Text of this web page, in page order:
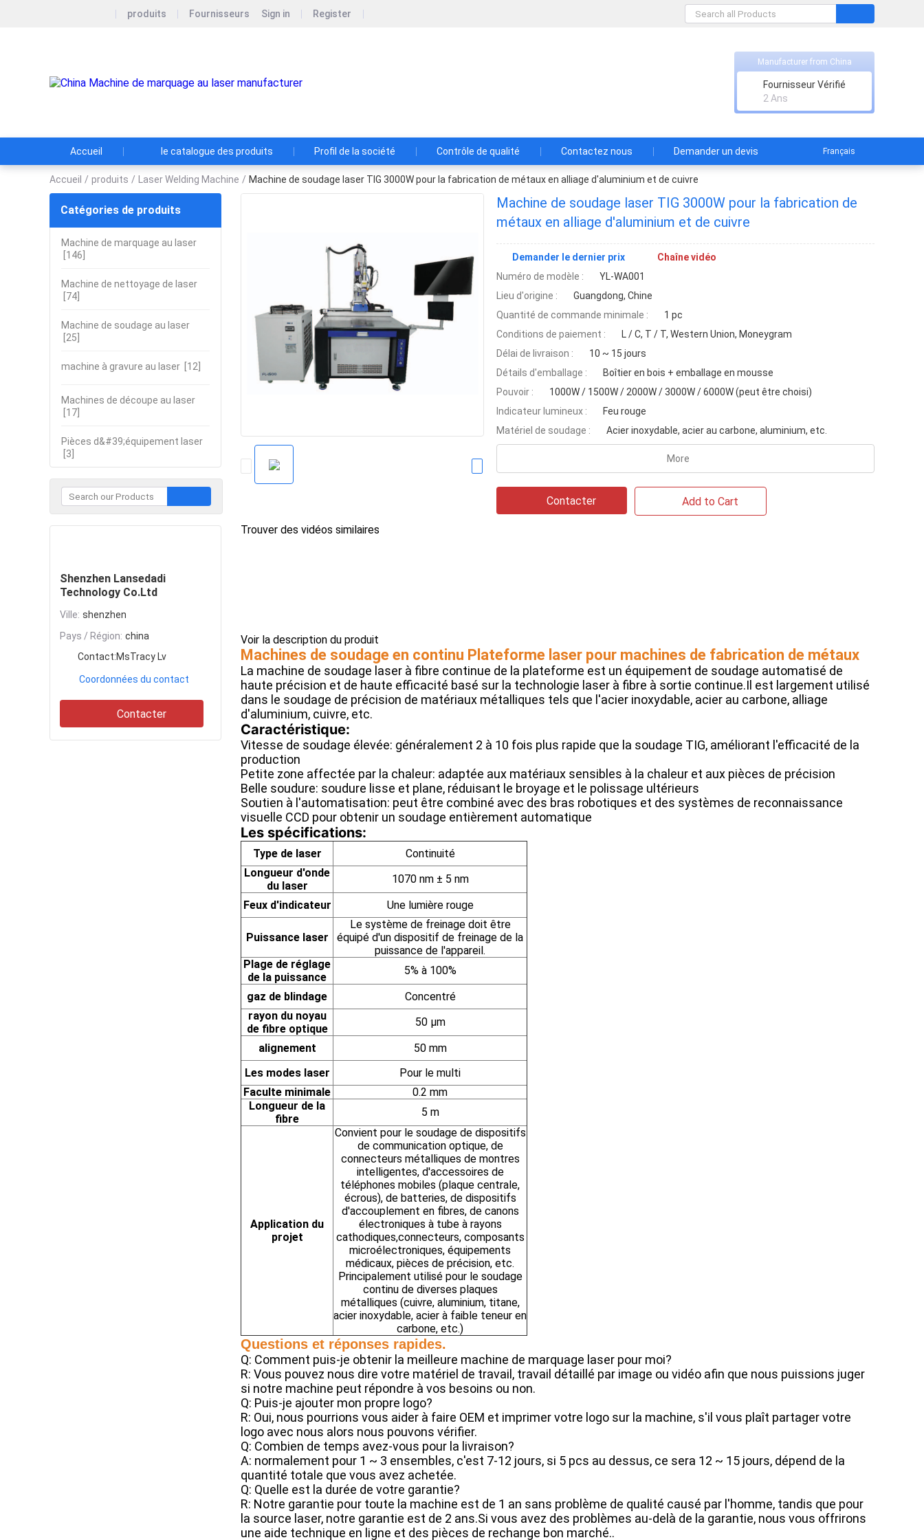
produits Fournisseurs Sign in Register
Manufacturer from China
Fournisseur Vérifié
2 Ans
Accueil le catalogue des produits Profil de la société Contrôle de qualité Contactez nous Demander un devis Français
Accueil / produits / Laser Welding Machine / Machine de soudage laser TIG 3000W pour la fabrication de métaux en alliage d'aluminium et de cuivre
Catégories de produits
Machine de marquage au laser
[146]
Machine de nettoyage de laser
[74]
Machine de soudage au laser
[25]
machine à gravure au laser [12]
Machines de découpe au laser
[17]
Pièces d&#39;équipement laser
[3]
Shenzhen Lansedadi
Technology Co.Ltd
Ville: shenzhen
Pays / Région: china
Contact:MsTracy Lv
Coordonnées du contact
Contacter
Machine de soudage laser TIG 3000W pour la fabrication de
métaux en alliage d'aluminium et de cuivre
Demander le dernier prix
Chaîne vidéo
Numéro de modèle :
YL-WA001
Lieu d'origine :
Guangdong, Chine
Quantité de commande minimale :
1 pc
Conditions de paiement :
L / C, T / T, Western Union, Moneygram
Délai de livraison :
10 ~ 15 jours
Détails d'emballage :
Boîtier en bois + emballage en mousse
Pouvoir :
1000W / 1500W / 2000W / 3000W / 6000W (peut être choisi)
Indicateur lumineux :
Feu rouge
Matériel de soudage :
Acier inoxydable, acier au carbone, aluminium, etc.
More
Contacter Add to Cart
Trouver des vidéos similaires
Voir la description du produit
Machines de soudage en continu Plateforme laser pour machines de fabrication de métaux
La machine de soudage laser à fibre continue de la plateforme est un équipement de soudage automatisé de
haute précision et de haute efficacité basé sur la technologie laser à fibre à sortie continue.Il est largement utilisé
dans le soudage de précision de matériaux métalliques tels que l'acier inoxydable, acier au carbone, alliage
d'aluminium, cuivre, etc.
Caractéristique:
Vitesse de soudage élevée: généralement 2 à 10 fois plus rapide que la soudage TIG, améliorant l'efficacité de la
production
Petite zone affectée par la chaleur: adaptée aux matériaux sensibles à la chaleur et aux pièces de précision
Belle soudure: soudure lisse et plane, réduisant le broyage et le polissage ultérieurs
Soutien à l'automatisation: peut être combiné avec des bras robotiques et des systèmes de reconnaissance
visuelle CCD pour obtenir un soudage entièrement automatique
Les spécifications:
Type de laser
Continuité
Longueur d'onde
du laser
1070 nm ± 5 nm
Feux d'indicateur
Une lumière rouge
Puissance laser
Le système de freinage doit être
équipé d'un dispositif de freinage de la
puissance de l'appareil.
Plage de réglage
de la puissance
5% à 100%
gaz de blindage
Concentré
rayon du noyau
de fibre optique
50 μm
alignement
50 mm
Les modes laser
Pour le multi
Faculte minimale
0.2 mm
Longueur de la
fibre
5 m
Application du
projet
Convient pour le soudage de dispositifs
de communication optique, de
connecteurs métalliques de montres
intelligentes, d'accessoires de
téléphones mobiles (plaque centrale,
écrous), de batteries, de dispositifs
d'accouplement en fibres, de canons
électroniques à tube à rayons
cathodiques,connecteurs, composants
microélectroniques, équipements
médicaux, pièces de précision, etc.
Principalement utilisé pour le soudage
continu de diverses plaques
métalliques (cuivre, aluminium, titane,
acier inoxydable, acier à faible teneur en
carbone, etc.)
Questions et réponses rapides.
Q: Comment puis-je obtenir la meilleure machine de marquage laser pour moi?
R: Vous pouvez nous dire votre matériel de travail, travail détaillé par image ou vidéo afin que nous puissions juger
si notre machine peut répondre à vos besoins ou non.
Q: Puis-je ajouter mon propre logo?
R: Oui, nous pourrions vous aider à faire OEM et imprimer votre logo sur la machine, s'il vous plaît partager votre
logo avec nous alors nous pouvons vérifier.
Q: Combien de temps avez-vous pour la livraison?
A: normalement pour 1 ~ 3 ensembles, c'est 7-12 jours, si 5 pcs au dessus, ce sera 12 ~ 15 jours, dépend de la
quantité totale que vous avez achetée.
Q: Quelle est la durée de votre garantie?
R: Notre garantie pour toute la machine est de 1 an sans problème de qualité causé par l'homme, tandis que pour
la source laser, notre garantie est de 2 ans.Si vous avez des problèmes au-delà de la garantie, nous vous offrirons
une aide technique en ligne et des pièces de rechange bon marché..